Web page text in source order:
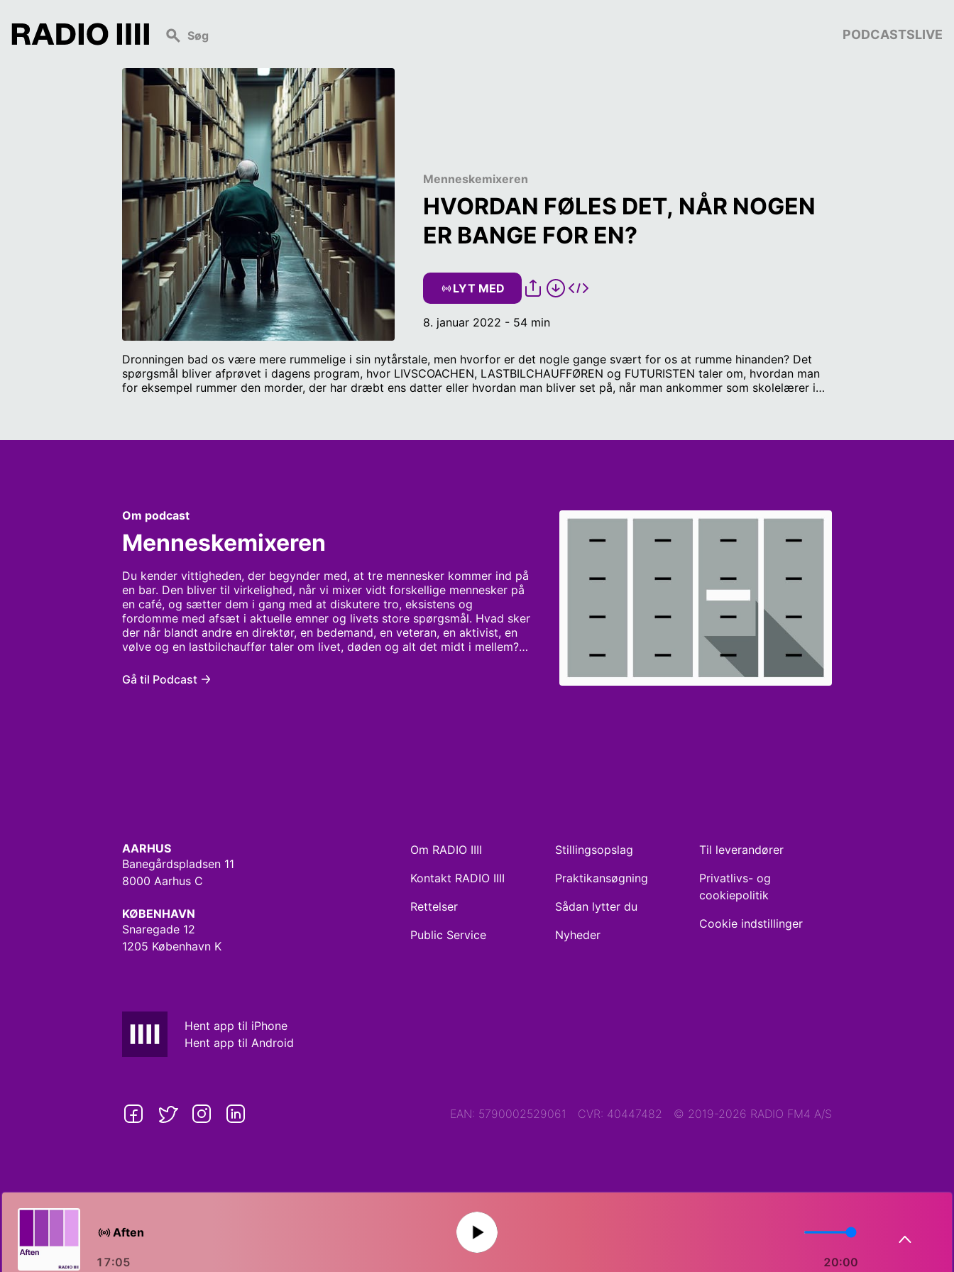
PODCASTSLIVE
Menneskemixeren
HVORDAN FØLES DET, NÅR NOGEN
ER BANGE FOR EN?
LYT MED
8. januar 2022 - 54 min
Dronningen bad os være mere rummelige i sin nytårstale, men hvorfor er det nogle gange svært for os at rumme hinanden? Det
spørgsmål bliver afprøvet i dagens program, hvor LIVSCOACHEN, LASTBILCHAUFFØREN og FUTURISTEN taler om, hvordan man
for eksempel rummer den morder, der har dræbt ens datter eller hvordan man bliver set på, når man ankommer som skolelærer i
Om podcast
Menneskemixeren
Du kender vittigheden, der begynder med, at tre mennesker kommer ind på
en bar. Den bliver til virkelighed, når vi mixer vidt forskellige mennesker på
en café, og sætter dem i gang med at diskutere tro, eksistens og
fordomme med afsæt i aktuelle emner og livets store spørgsmål. Hvad sker
der når blandt andre en direktør, en bedemand, en veteran, en aktivist, en
vølve og en lastbilchauffør taler om livet, døden og alt det midt i mellem? I
at deres veje nok aldrig ville have krydset, hvis ikke de mødtes på Radio4
Gå til Podcast
AARHUS
Banegårdspladsen 11
8000 Aarhus C
KØBENHAVN
Snaregade 12
1205 København K
Hent app til iPhone
Hent app til Android
Om RADIO IIII
Kontakt RADIO IIII
Rettelser
Public Service
Stillingsopslag
Praktikansøgning
Sådan lytter du
Nyheder
Til leverandører
Privatlivs- og
cookiepolitik
Cookie indstillinger
EAN: 5790002529061 CVR: 40447482 © 2019-2026 RADIO FM4 A/S
Aften
17:05 20:00